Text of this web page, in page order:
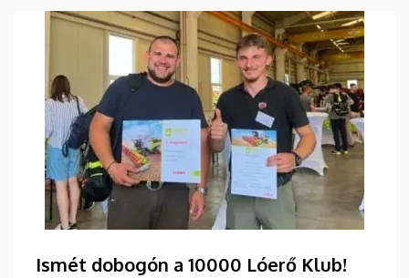
Ismét dobogón a 10000 Lóerő Klub!